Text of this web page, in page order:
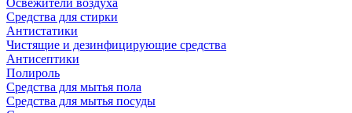
Освежители воздуха
Средства для стирки
Антистатики
Чистящие и дезинфицирующие средства
Антисептики
Полироль
Средства для мытья пола
Средства для мытья посуды